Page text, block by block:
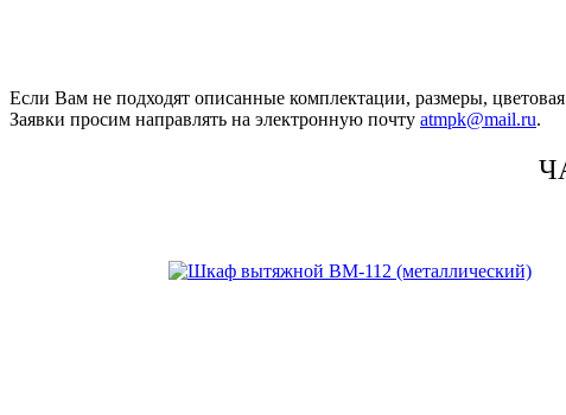
Если Вам не подходят описанные комплектации, размеры,
Заявки просим направлять на электронную почту atmpk@mail.ru.